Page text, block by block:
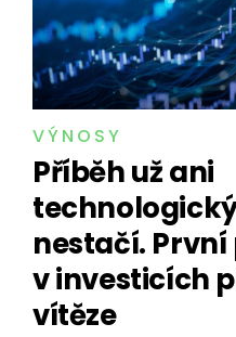
VÝNOSY
Příběh už ani
nestačí.
v investicích
vítěze